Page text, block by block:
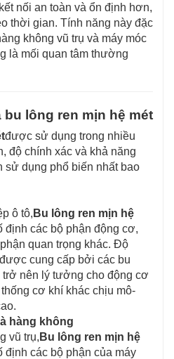
nối an toàn và ổn định hơn,
thời gian. Tính năng này đặc
không vũ trụ và máy móc
là mối quan tâm thường
lông ren mịn hệ mét
được sử dụng trong nhiều
độ chính xác và khả năng
sử dụng phổ biến nhất bao
ô tô, Bu lông ren mịn hệ
các bộ phận động cơ,
quan trọng khác. Độ
cung cấp bởi các bu
trở nên lý tưởng cho động cơ
cơ khí khác chịu mô-
hàng không
vũ trụ, Bu lông ren mịn hệ
các bộ phận của máy